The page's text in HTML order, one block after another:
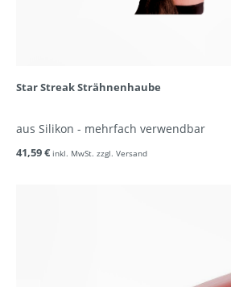
Star Streak Strähnenhaube
aus Silikon - mehrfach verwendbar
41,59 € inkl. MwSt. zzgl. Versand